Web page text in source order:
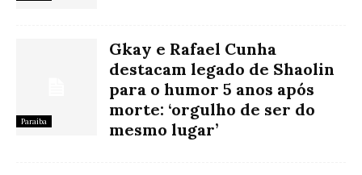
Paraíba
Gkay e Rafael Cunha
destacam legado de Shaolin
para o humor 5 anos após
morte: ‘orgulho de ser do
mesmo lugar’